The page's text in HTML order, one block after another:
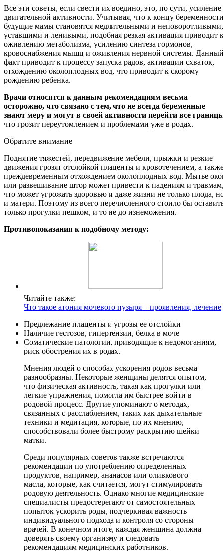
Все эти советы, если свести их воедино, это, по сути, усиление
двигательной активности. Учитывая, что к концу беременности
будущие мамы становятся медлительными и неповоротливыми,
уставшими и ленивыми, подобная резкая активация приводит к
оживлению метаболизма, усилению синтеза гормонов,
кровоснабжения мышц и оживления нервной системы. Данный
факт приводит к процессу запуска радов, активации схваток,
отхождению околоплодных вод, что приводит к скорому
рождению ребенка.
Врачи относятся к данным рекомендациям весьма
осторожно, что связано с тем, что не всегда беременные
знают меру и могут в своей активности перейти все
что грозит переутомлением и проблемами уже в родах.
Обратите внимание
Поднятие тяжестей, передвижение мебели, прыжки и резкие
движения грозят отслойкой плаценты и кровотечением, а также
преждевременным отхождением околоплодных вод. Мытье
или развешивание штор может привести к падениям и травмам,
что может угрожать здоровью и даже жизни не только плода,
и матери. Поэтому из всего перечисленного стоило бы
только прогулки пешком, и то не до изнеможения.
Противопоказания к подобному методу:
Читайте также:
Что такое атония мочевого пузыря – проявления, лечение
Предлежание плаценты и угрозы ее отслойки
Наличие гестозов, гипертензии, белка в моче
Соматические патологии, приводящие к недомоганиям,
риск обострения их в родах.
Мнения людей о способах ускорения родов весьма
разнообразны. Некоторые женщины делятся опытом,
что физическая активность, такая как прогулки или
легкие упражнения, помогла им быстрее войти в
родовой процесс. Другие упоминают о методах,
связанных с расслаблением, таких как дыхательные
техники и медитация, которые, по их мнению,
способствовали более быстрому раскрытию шейки
матки.
Среди популярных советов также встречаются
рекомендации по употреблению определенных
продуктов, например, ананасов или оливкового
масла, которые, как считается, могут стимулировать
родовую деятельность. Однако многие медицинские
специалисты предостерегают от самостоятельных
попыток ускорить роды, подчеркивая важность
индивидуального подхода и контроля со стороны
врачей. В конечном итоге, каждая женщина должна
доверять своему организму и следовать
рекомендациям медицинских работников.